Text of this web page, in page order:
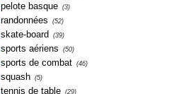
pelote basque (3)
randonnées (52)
skate-board (39)
sports aériens (50)
sports de combat (46)
squash (5)
tennis de table (29)